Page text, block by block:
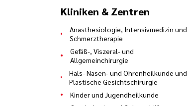
Kliniken & Zentren
Anästhesiologie, Intensivmedizin und
Schmerztherapie
Gefäß-, Viszeral- und
Allgemeinchirurgie
Hals- Nasen- und Ohrenheilkunde und
Plastische Gesichtschirurgie
Kinder und Jugendheilkunde